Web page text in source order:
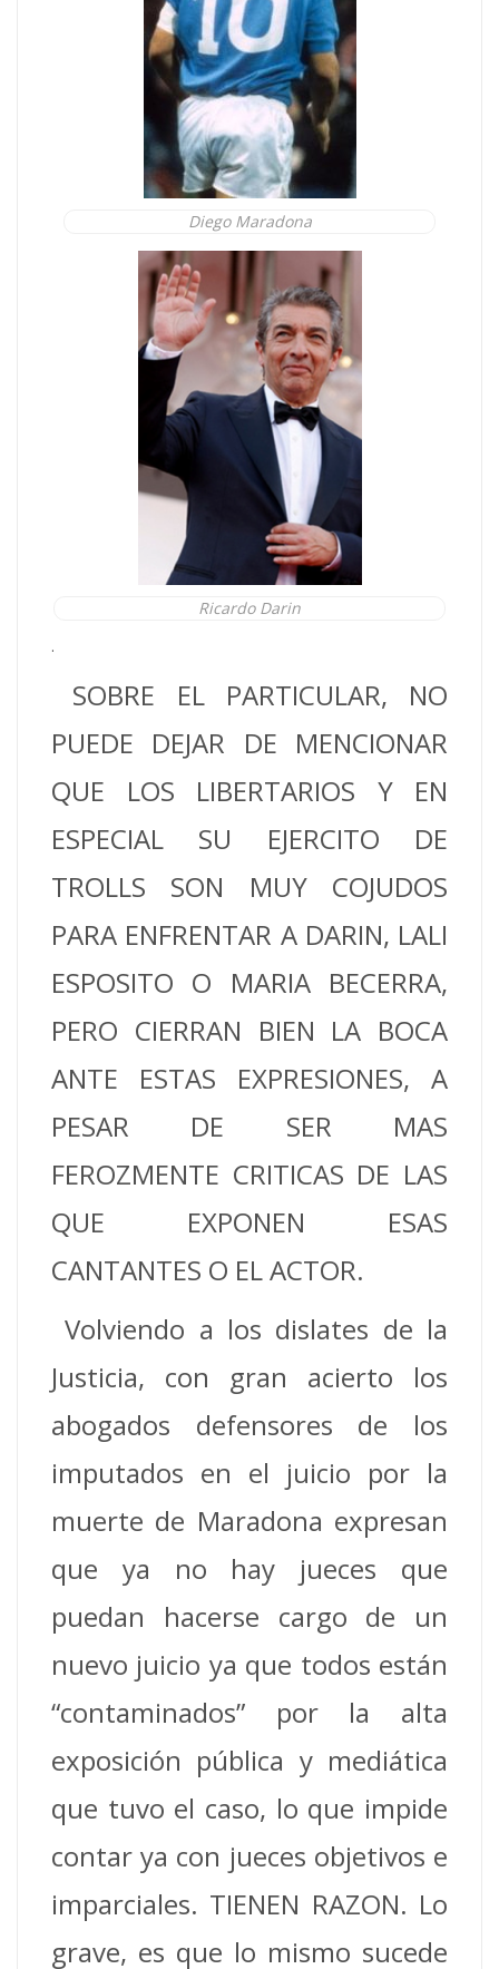
Diego Maradona
Ricardo Darin
.
SOBRE EL PARTICULAR, NO
PUEDE DEJAR DE MENCIONAR
QUE LOS LIBERTARIOS Y EN
ESPECIAL SU EJERCITO DE
TROLLS SON MUY COJUDOS
PARA ENFRENTAR A DARIN, LALI
ESPOSITO O MARIA BECERRA,
PERO CIERRAN BIEN LA BOCA
ANTE ESTAS EXPRESIONES, A
PESAR DE SER MAS
FEROZMENTE CRITICAS DE LAS
QUE EXPONEN ESAS
CANTANTES O EL ACTOR.
Volviendo a los dislates de la
Justicia, con gran acierto los
abogados defensores de los
imputados en el juicio por la
muerte de Maradona expresan
que ya no hay jueces que
puedan hacerse cargo de un
nuevo juicio ya que todos están
“contaminados” por la alta
exposición pública y mediática
que tuvo el caso, lo que impide
contar ya con jueces objetivos e
imparciales. TIENEN RAZON. Lo
grave, es que lo mismo sucede